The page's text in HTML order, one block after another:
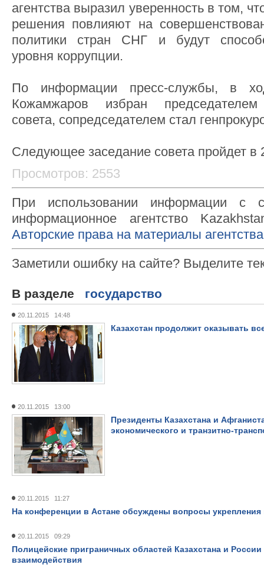
агентства выразил уверенность в том,
решения повлияют на
политики стран СНГ и будут
уровня коррупции.
По информации пресс-службы, в
Кожамжаров избран председателем
совета, сопредседателем стал
Следующее заседание совета пройдет в
Просмотров: 2553
При использовании информации с
информационное агентство
Авторские права на материалы
Заметили ошибку на сайте? Выделите
В разделе государство
20.11.2015 14:48
Казахстан продолжит оказывать
20.11.2015 13:00
Президенты Казахстана и
экономического и транзитно-
20.11.2015 11:27
На конференции в Астане обсуждены вопросы укрепления
20.11.2015 09:29
Полицейские приграничных областей Казахстана и
взаимодействия